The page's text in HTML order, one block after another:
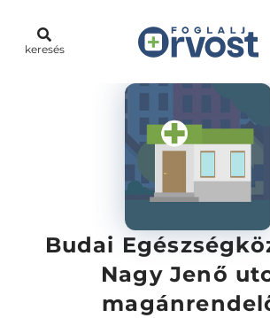
keresés
Budai
Nagy Jenő